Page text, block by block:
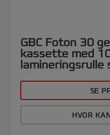
GBC Foton 30
kassette med
lamineringsrulle
SE
HVOR